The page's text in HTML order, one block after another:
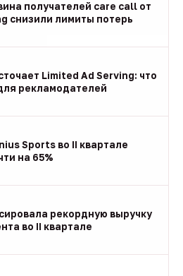
получателей care call от
снизили лимиты потерь
Limited Ad Serving: что
рекламодателей
Sports во II квартале
на 65%
рекордную выручку
во II квартале